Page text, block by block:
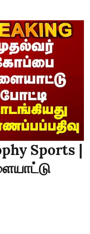
Sports |